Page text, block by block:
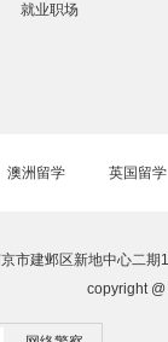
就业职场
澳洲留学 英国留学
：南京市建邺区新地
copyright